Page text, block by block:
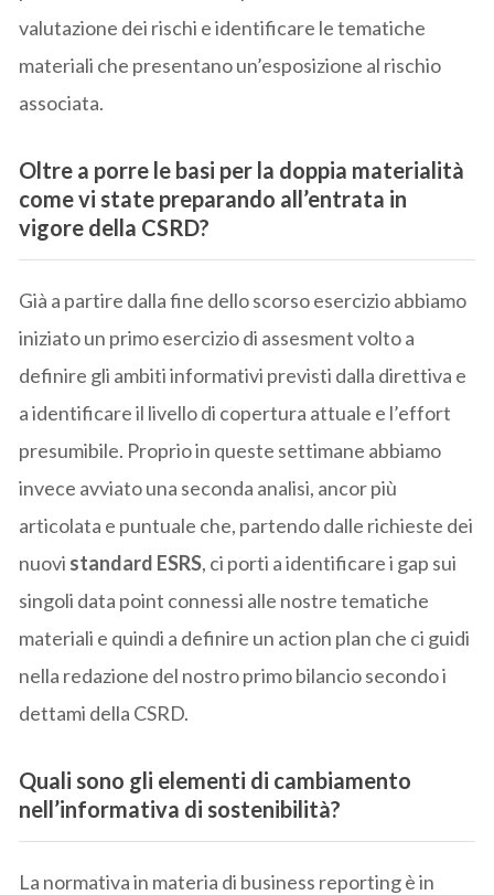
valutazione dei rischi e identificare le tematiche
materiali che presentano un’esposizione al rischio
associata.
Oltre a porre le basi per la doppia materialità
come vi state preparando all’entrata in
vigore della CSRD?
Già a partire dalla fine dello scorso esercizio abbiamo
iniziato un primo esercizio di assesment volto a
definire gli ambiti informativi previsti dalla direttiva e
a identificare il livello di copertura attuale e l’effort
presumibile. Proprio in queste settimane abbiamo
invece avviato una seconda analisi, ancor più
articolata e puntuale che, partendo dalle richieste dei
nuovi standard ESRS, ci porti a identificare i gap sui
singoli data point connessi alle nostre tematiche
materiali e quindi a definire un action plan che ci guidi
nella redazione del nostro primo bilancio secondo i
dettami della CSRD.
Quali sono gli elementi di cambiamento
nell’informativa di sostenibilità?
La normativa in materia di business reporting è in